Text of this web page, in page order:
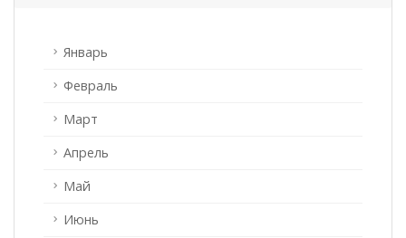
Январь
Февраль
Март
Апрель
Май
Июнь